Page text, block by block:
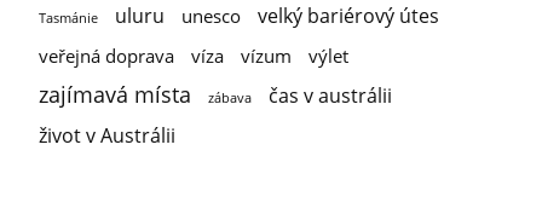
Tasmánie uluru unesco velký bariérový útes
veřejná doprava víza vízum výlet
zajímavá místa zábava
čas v austrálii
život v Austrálii